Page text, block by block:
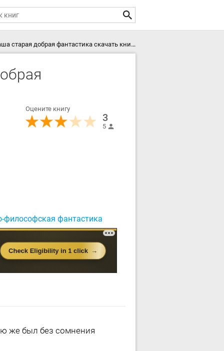
старая добрая фантастика скачать книгу
Оцените книгу
3
5
философская фантастика
же был без сомнения